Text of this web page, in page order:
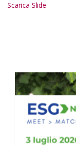
Scarica Slide